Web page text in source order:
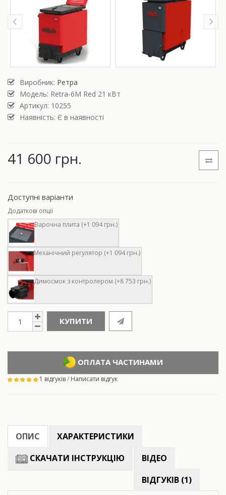
Виробник: Ретра
Модель: Retra-6M Red 21 кВт
Артикул: 10255
Наявність: Є в наявності
41 600 грн.
Доступні варіанти
Додаткові опції
Варочна плита (+1 094 грн.)
Механічний регулятор (+1 094 грн.)
Димосмок з контролером (+8 753 грн.)
КУПИТИ
ОПЛАТА ЧАСТИНАМИ
1 відгуків/ Написати відгук
ОПИС
ХАРАКТЕРИСТИКИ
СКАЧАТИ ІНСТРУКЦІЮ
ВІДЕО
ВІДГУКІВ (1)